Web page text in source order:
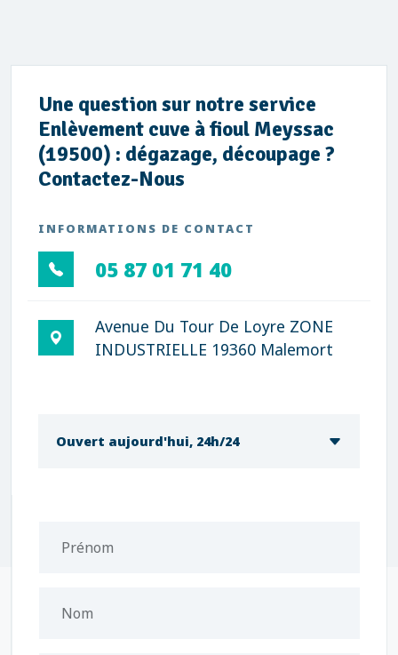
Une question sur notre service
Enlèvement cuve à fioul Meyssac
(19500) : dégazage, découpage ?
Contactez-Nous
INFORMATIONS DE CONTACT
05 87 01 71 40
Avenue Du Tour De Loyre ZONE
INDUSTRIELLE 19360 Malemort
Ouvert aujourd'hui, 24h/24
Prénom
Nom